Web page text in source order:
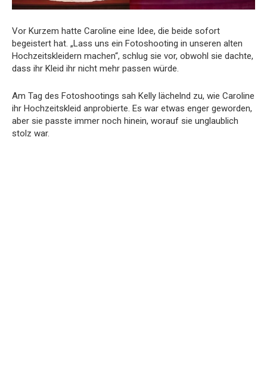
Vor Kurzem hatte Caroline eine Idee, die beide sofort
begeistert hat. „Lass uns ein Fotoshooting in unseren alten
Hochzeitskleidern machen“, schlug sie vor, obwohl sie dachte,
dass ihr Kleid ihr nicht mehr passen würde.
Am Tag des Fotoshootings sah Kelly lächelnd zu, wie Caroline
ihr Hochzeitskleid anprobierte. Es war etwas enger geworden,
aber sie passte immer noch hinein, worauf sie unglaublich
stolz war.